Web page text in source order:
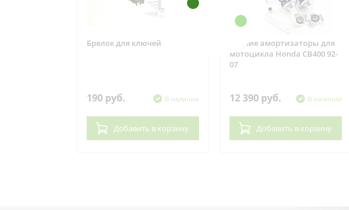
Брелок для ключей
190 руб. В наличии
Добавить в корзину
Задние амортизаторы для
мотоцикла Honda CB400 92-
07
12 390 руб. В наличии
Добавить в корзину